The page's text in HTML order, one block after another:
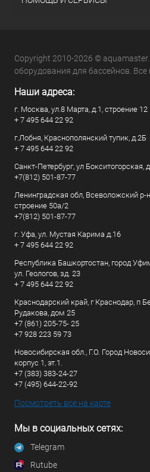
Copyright 2010-2026 ©
оборудования для бассейнов.
Наши адреса:
г. Москва, ул.8 Марта, д.1, строение 12
+ 7 495 644 22 92
г.Лобня, Краснополянский тупик, д.2Б
+ 7 495 644 22 92
Санкт-Петербург, ул Бокситогорская,
+7(812) 501-87-77
Ленинградская обл, Всеволожский р-
строение 50а/2
+7(812) 501-87-77
г. Уфа, ул. Мустая Карима д.16
+ 7 495 644 22 92
Республика Башкортостан, город
ул. Геологов, зд. 23
+ 7 495 644 22 92
Краснодарский край, г Краснодар, п
Рудакова, дом 25
+7 (861) 205-75- 25
+7 928 223 59 73
Новосибирская обл., Г.О. Город
корпус 1, эт.1.
+7 (383) 383-24-27
+7 (495) 644-22-92
Посмотреть все на карте
Мы в социальных сетях:
Telegram
Rutube